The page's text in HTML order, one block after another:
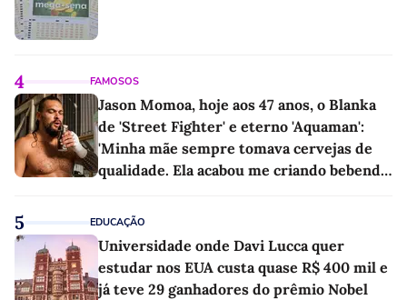
4 FAMOSOS
Jason Momoa, hoje aos 47 anos, o Blanka
de 'Street Fighter' e eterno 'Aquaman':
'Minha mãe sempre tomava cervejas de
qualidade. Ela acabou me criando bebendo
5 EDUCAÇÃO
Universidade onde Davi Lucca quer
estudar nos EUA custa quase R$ 400 mil e
já teve 29 ganhadores do prêmio Nobel